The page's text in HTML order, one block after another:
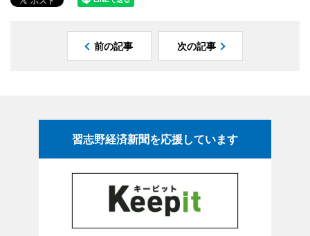
前の記事 次の記事
習志野経済新聞を応援しています